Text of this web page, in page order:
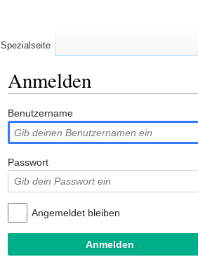
Anmelden
Benutzername
Passwort
Angemeldet bleiben
Spezialseite